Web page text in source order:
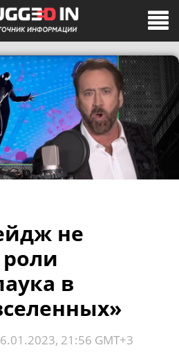
не
роли
в
21:56 GMT+3